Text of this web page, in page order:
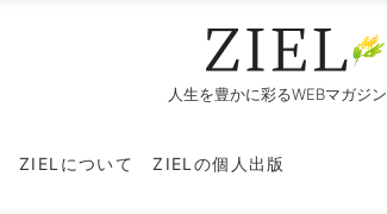
人生を豊かに彩るWEBマガジン
ZIELについて ZIELの個人出版